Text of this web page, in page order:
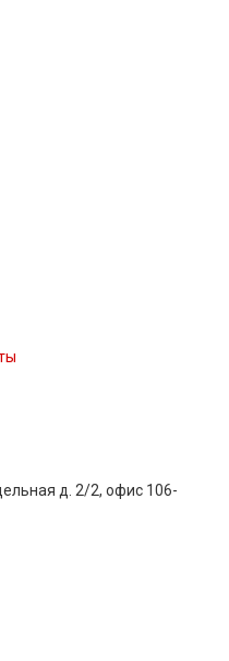
д. 2/2, офис 106-